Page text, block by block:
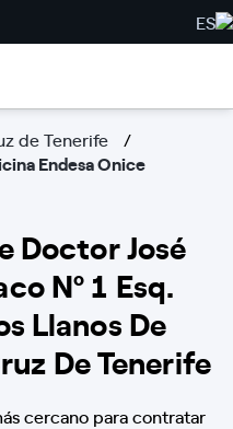
ES
de Tenerife
Endesa Onice
Doctor José
Nº 1 Esq.
Llanos De
De Tenerife
cercano para contratar